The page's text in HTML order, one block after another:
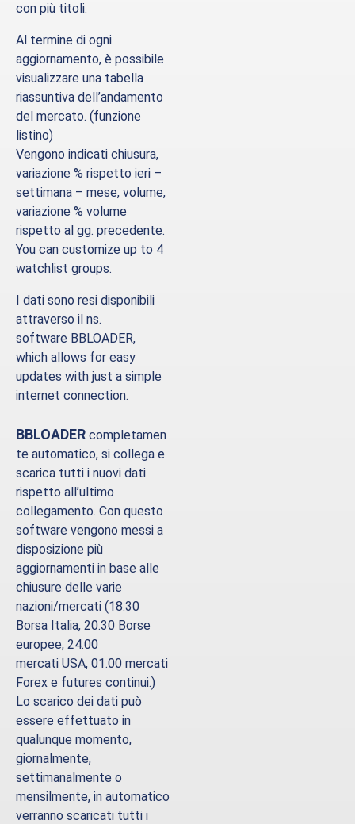
con più titoli.
Al termine di ogni
aggiornamento, è possibile
visualizzare una tabella
riassuntiva dell’andamento
del mercato. (funzione
listino)
Vengono indicati chiusura,
variazione % rispetto ieri –
settimana – mese, volume,
variazione % volume
rispetto al gg. precedente.
You can customize up to 4
watchlist groups.
I dati sono resi disponibili
attraverso il ns.
software BBLOADER,
which allows for easy
updates with just a simple
internet connection.
BBLOADER completamen
te automatico, si collega e
scarica tutti i nuovi dati
rispetto all’ultimo
collegamento. Con questo
software vengono messi a
disposizione più
aggiornamenti in base alle
chiusure delle varie
nazioni/mercati (18.30
Borsa Italia, 20.30 Borse
europee, 24.00
mercati USA, 01.00 mercati
Forex e futures continui.)
Lo scarico dei dati può
essere effettuato in
qualunque momento,
giornalmente,
settimanalmente o
mensilmente, in automatico
verranno scaricati tutti i